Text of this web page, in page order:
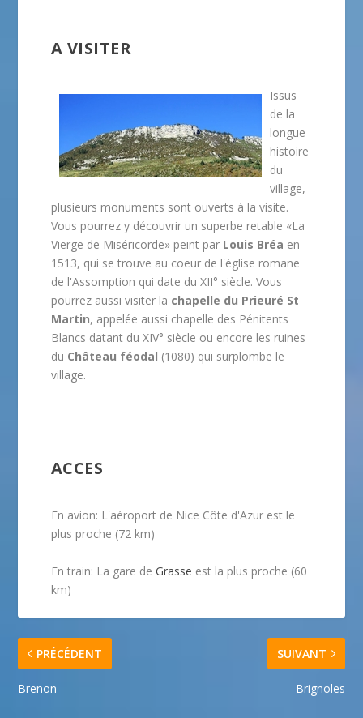
A VISITER
Issus
de la
longue
histoire
du
village,
plusieurs monuments sont ouverts à la visite.
Vous pourrez y découvrir un superbe retable «La
Vierge de Miséricorde» peint par Louis Bréa en
1513, qui se trouve au coeur de l'église romane
de l'Assomption qui date du XII° siècle. Vous
pourrez aussi visiter la chapelle du Prieuré St
Martin, appelée aussi chapelle des Pénitents
Blancs datant du XIV° siècle ou encore les ruines
du Château féodal (1080) qui surplombe le
village.
ACCES
En avion: L'aéroport de Nice Côte d'Azur est le
plus proche (72 km)
En train: La gare de Grasse est la plus proche (60
km)
PRÉCÉDENT
Brenon
SUIVANT
Brignoles